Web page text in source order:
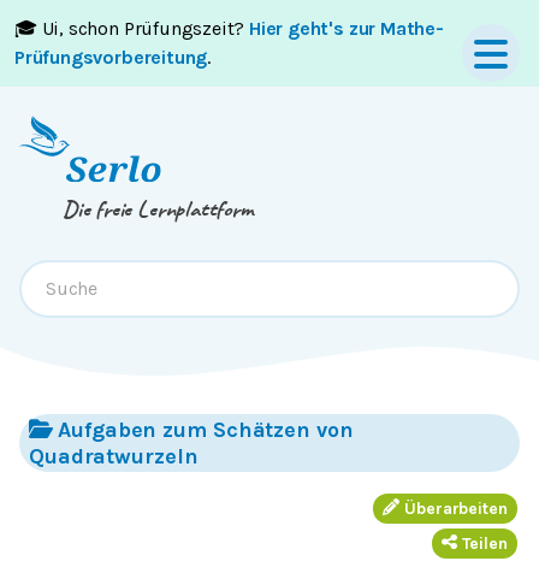
🎓 Ui, schon Prüfungszeit? Hier geht's zur Mathe-
Prüfungsvorbereitung.
Springe zumInhaltoderFooter
Die freie Lernplattform
Aufgaben zum Schätzen von
Quadratwurzeln
Überarbeiten
Teilen